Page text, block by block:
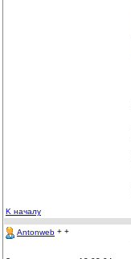
K началу
Antonweb + +